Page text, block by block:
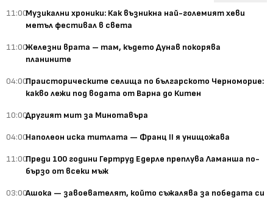
11:00Музикални хроники: Как възникна най-големият хеви
метъл фестивал в света
11:00Железни врата – там, където Дунав покорява
планините
04:00Праисторическите селища по българското Черноморие:
какво лежи под водата от Варна до Китен
10:00Другият мит за Минотавъра
04:00Наполеон иска титлата — Франц II я унищожава
11:00Преди 100 години Гертруд Едерле преплува Ламанша по-
бързо от всеки мъж
03:00Ашока — завоевателят, който съжалява за победата си